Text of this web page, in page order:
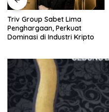
Triv Group Sabet Lima
Penghargaan, Perkuat
Dominasi di Industri Kripto